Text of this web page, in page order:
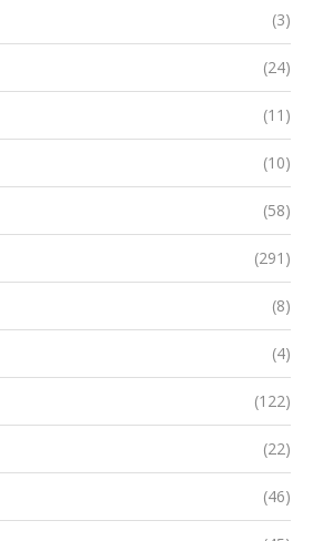
(3)
(24)
(11)
(10)
(58)
(291)
(8)
(4)
(122)
(22)
(46)